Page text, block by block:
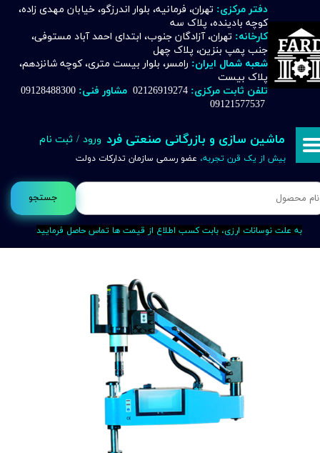
جستجو
دفتر مرکزی: تهران، فرمانیه، بلوار اندرزگو، خیابان مهدی زاده،
کوچه بادینده، پلاک سه
کارخانه: تهران، آزادگان جنوب، ابتدای احمد آباد مستوفی،
جنب پمپ بنزین، پلاک چهل
شعبه شمال ایران: رامسر، بلوار بیست متری، کوچه شانزدهم،
پلاک بیست
تلفن ثابت مرکزی: 02126919274 مشاور فنی:
09121577537
ماشین سازی و بازرگانی صنعتی فرد
بیش از یک قرن تجربه، عضو رسمی سازمان تدارکات دولت
ورود / ثبت نام
حساب کاربری من
تغییر گذر واژه
خروج از حساب کاربری
به علت نوسانات ارزی، بابت کسب اطلاع از قیمت ها تماس حاصل فرمایید